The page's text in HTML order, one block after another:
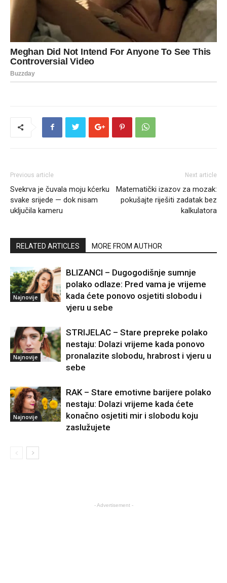
Previous article
Svekrva je čuvala moju kćerku
svake srijede — dok nisam
uključila kameru
Next article
Matematički izazov za mozak:
pokušajte riješiti zadatak bez
kalkulatora
RELATED ARTICLES MORE FROM AUTHOR
Najnovije
BLIZANCI – Dugogodišnje sumnje
polako odlaze: Pred vama je vrijeme
kada ćete ponovo osjetiti slobodu i
vjeru u sebe
Najnovije
STRIJELAC – Stare prepreke polako
nestaju: Dolazi vrijeme kada ponovo
pronalazite slobodu, hrabrost i vjeru u
sebe
Najnovije
RAK – Stare emotivne barijere polako
nestaju: Dolazi vrijeme kada ćete
konačno osjetiti mir i slobodu koju
zaslužujete
- Advertisement -